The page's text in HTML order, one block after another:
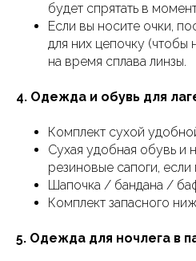
будет спрятать в
Если вы носите очки,
для них цепочку (чтобы
на время сплава линзы.
4. Одежда и обувь для
Комплект сухой
Сухая удобная обувь и
резиновые сапоги,
Шапочка / бандана /
Комплект запасного
5. Одежда для ночлега в